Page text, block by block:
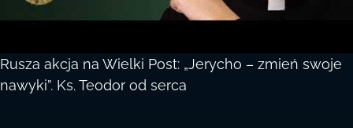
Rusza akcja na Wielki Post: „Jerycho – zmień swoje
nawyki”. Ks. Teodor od serca